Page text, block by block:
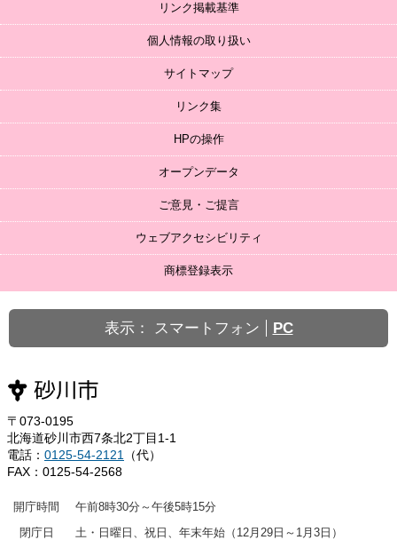
リンク掲載基準
個人情報の取り扱い
サイトマップ
リンク集
HPの操作
オープンデータ
ご意見・ご提言
ウェブアクセシビリティ
商標登録表示
表示： スマートフォン PC
〒073-0195
北海道砂川市西7条北2丁目1-1
電話： 0125-54-2121
（代）
FAX：0125-54-2568
開庁時間
午前8時30分～午後5時15分
閉庁日
土・日曜日、祝日、年末年始（12月29日～1月3日）